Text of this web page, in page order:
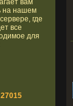
вам
на нашем
где
все
для